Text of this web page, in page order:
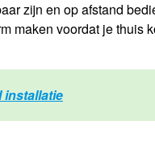
zijn en op afstand
maken voordat je thuis
installatie